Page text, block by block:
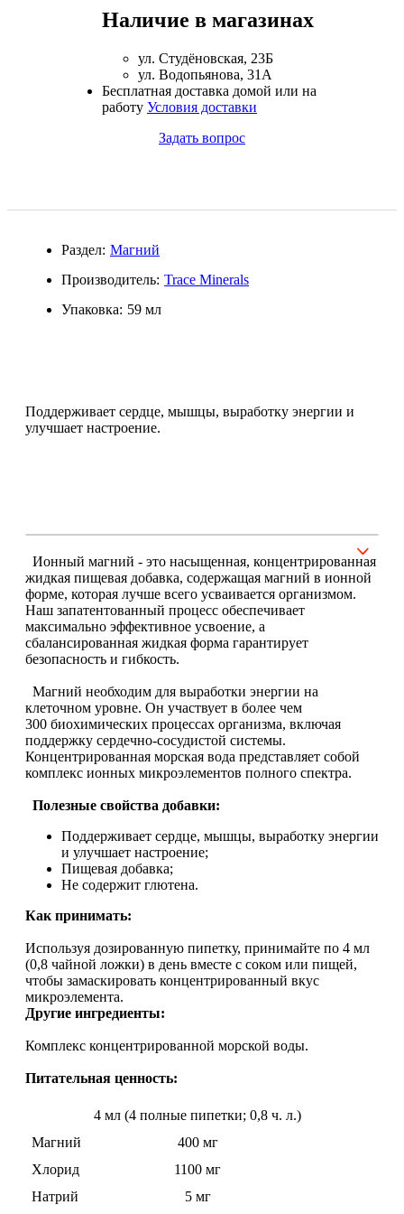
Здоровая печень
Коэнзим Q10
Лецитин
Суставы и связки
Коллаген
Протеин
НАЗАД
Сывороточный протеин
Казеин
Растительный протеин
Снижение веса
НАЗАД
Жиросжигатели
Карнитин
Пиколинат хрома
Батончики и напитки
Напитки
Наличие в магазинах
ул. Студёновская, 23Б
ул. Водопьянова, 31А
Бесплатная доставка домой или на
работу Условия доставки
Задать вопрос
Раздел: Магний
Производитель: Trace Minerals
Упаковка: 59 мл
Поддерживает сердце, мышцы, выработку энергии и
улучшает настроение.
Ионный магний - это насыщенная, концентрированная
жидкая пищевая добавка, содержащая магний в ионной
форме, которая лучше всего усваивается организмом.
Наш запатентованный процесс обеспечивает
максимально эффективное усвоение, а
сбалансированная жидкая форма гарантирует
безопасность и гибкость.
Магний необходим для выработки энергии на
клеточном уровне. Он участвует в более чем
300 биохимических процессах организма, включая
поддержку сердечно-сосудистой системы.
Концентрированная морская вода представляет собой
комплекс ионных микроэлементов полного спектра.
Полезные свойства добавки:
Поддерживает сердце, мышцы, выработку энергии
и улучшает настроение;
Пищевая добавка;
Не содержит глютена.
Как принимать:
Используя дозированную пипетку, принимайте по 4 мл
(0,8 чайной ложки) в день вместе с соком или пищей,
чтобы замаскировать концентрированный вкус
микроэлемента.
Другие ингредиенты:
Комплекс концентрированной морской воды.
Питательная ценность:
4 мл (4 полные пипетки; 0,8 ч. л.)
Магний
400 мг
Хлорид
1100 мг
Натрий
5 мг